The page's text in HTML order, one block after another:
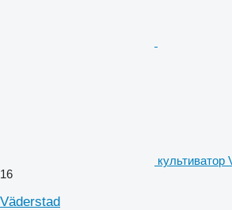
культиватор
16
Väderstad